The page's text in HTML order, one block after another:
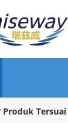
Produk Tersuai